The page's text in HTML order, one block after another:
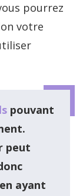
pourrez
votre
pouvant
peut
ayant